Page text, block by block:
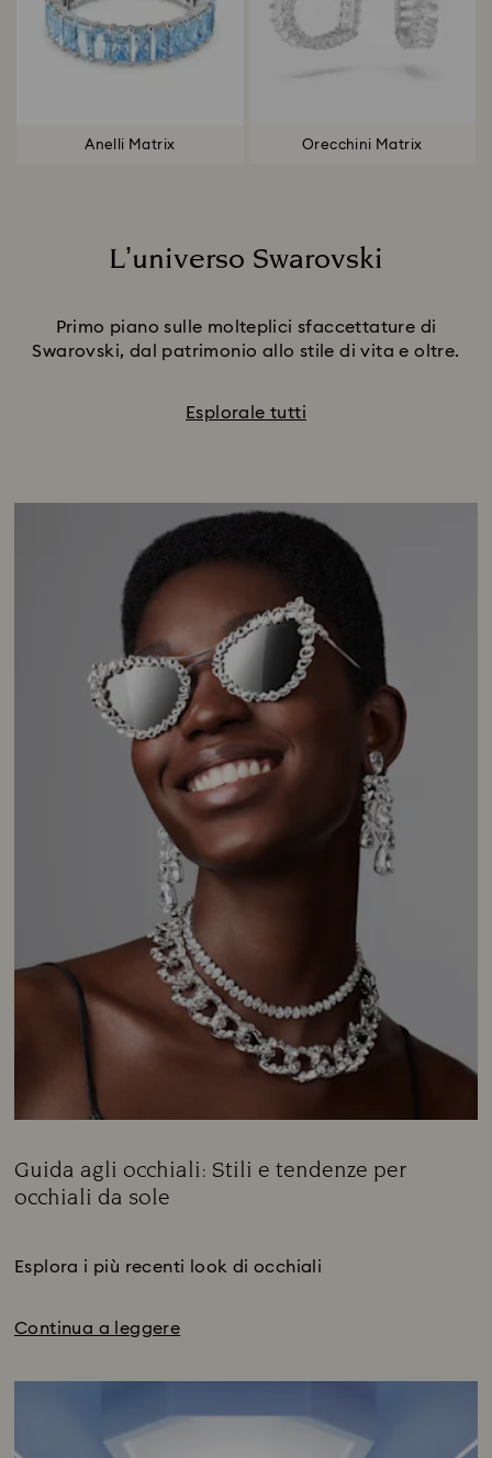
Anelli Matrix Orecchini Matrix
L’universo Swarovski
Primo piano sulle molteplici sfaccettature di
Swarovski, dal patrimonio allo stile di vita e oltre.
Esplorale tutti
Guida agli occhiali: Stili e tendenze per
occhiali da sole
Esplora i più recenti look di occhiali
Continua a leggere